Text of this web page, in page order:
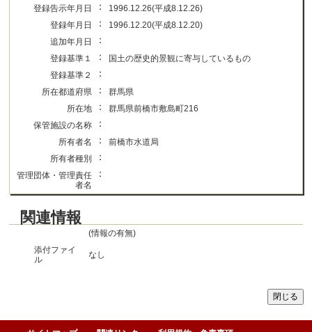
登録告示年月日
：
1996.12.26(平成8.12.26)
登録年月日
：
1996.12.20(平成8.12.20)
追加年月日
：
登録基準１ ：
国土の歴史的景観に寄与しているもの
登録基準２
：
所在都道府県 ：
群馬県
所在地
：
群馬県前橋市敷島町216
保管施設の名称
：
所有者名 ：
前橋市水道局
所有者種別
：
管理団体・管理責任
者名
：
関連情報
(情報の有無)
添付ファイ
ル
なし